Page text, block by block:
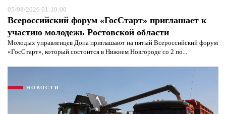
05/08/2026 01:10:00
Всероссийский форум «ГосСтарт» приглашает к
участию молодежь Ростовской области
Молодых управленцев Дона приглашают на пятый Всероссийский форум
«ГосСтарт», который состоится в Нижнем Новгороде со 2 по...
НОВОСТИ
Я согласен с
защиты информации*
Я согласен сполитикой конфиденциальности и
защиты информации*